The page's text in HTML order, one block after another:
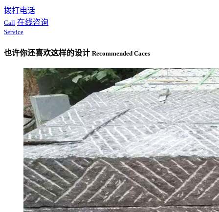
拨打电话
Call 在线咨询
Service
也许你还喜欢这样的设计 Recommended Caces